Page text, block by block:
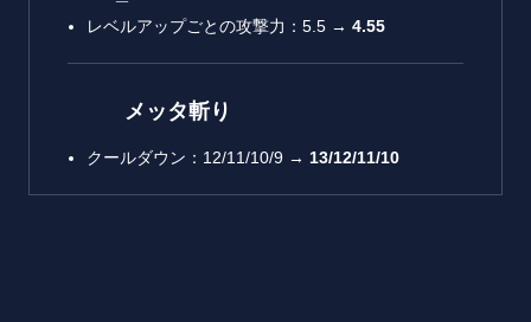
レベルアップごとの攻撃力：5.5 → 4.55
メッタ斬り
クールダウン：12/11/10/9 → 13/12/11/10